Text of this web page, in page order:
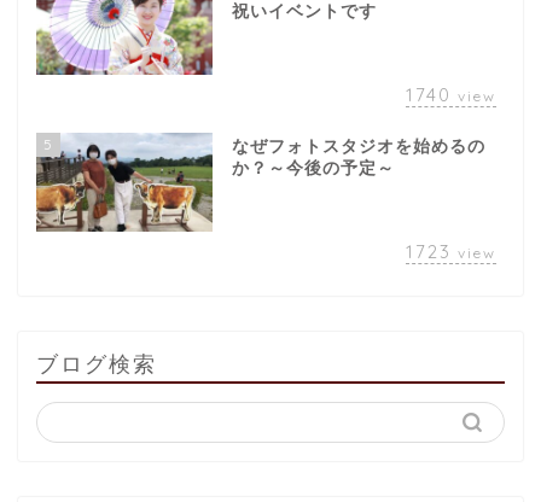
祝いイベントです
1740 view
5
なぜフォトスタジオを始めるの
か？～今後の予定～
1723 view
ブログ検索